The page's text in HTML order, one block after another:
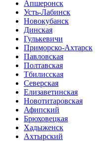
Апшеронск
Усть-Лабинск
Новокубанск
Динская
Гулькевичи
Приморско-Ахтарск
Павловская
Полтавская
Тбилисская
Северская
Елизаветинская
Новотитаровская
Афипский
Брюховецкая
Хадыженск
Ахтырский